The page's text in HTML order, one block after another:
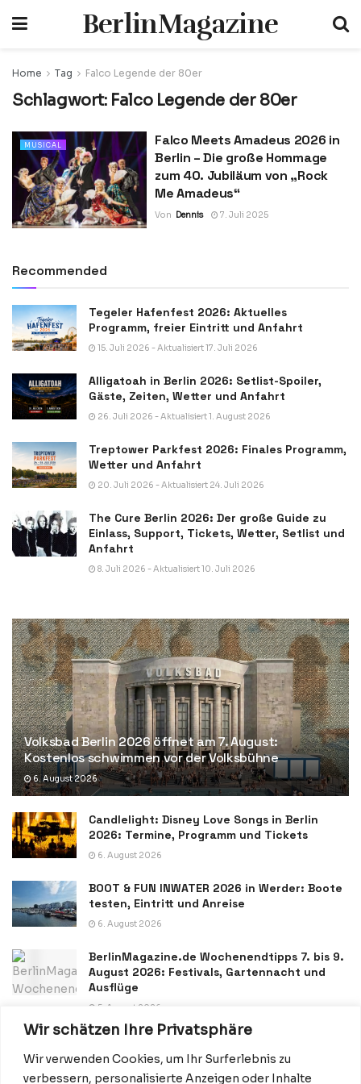
Wir schätzen Ihre Privatsphäre
Wir verwenden Cookies, um Ihr Surferlebnis zu
verbessern, personalisierte Anzeigen oder Inhalte
BerlinMagazine
Home Tag Falco Legende der 80er
Schlagwort: Falco Legende der 80er
MUSICAL
Falco Meets Amadeus 2026 in
Berlin – Die große Hommage
zum 40. Jubiläum von „Rock
Me Amadeus“
Von Dennis 7. Juli 2025
Recommended
Tegeler Hafenfest 2026: Aktuelles
Programm, freier Eintritt und Anfahrt
15. Juli 2026 - Aktualisiert 17. Juli 2026
Alligatoah in Berlin 2026: Setlist-Spoiler,
Gäste, Zeiten, Wetter und Anfahrt
26. Juli 2026 - Aktualisiert 1. August 2026
Treptower Parkfest 2026: Finales Programm,
Wetter und Anfahrt
20. Juli 2026 - Aktualisiert 24. Juli 2026
The Cure Berlin 2026: Der große Guide zu
Einlass, Support, Tickets, Wetter, Setlist und
Anfahrt
8. Juli 2026 - Aktualisiert 10. Juli 2026
Volksbad Berlin 2026 öffnet am 7. August:
Kostenlos schwimmen vor der Volksbühne
6. August 2026
Candlelight: Disney Love Songs in Berlin
2026: Termine, Programm und Tickets
6. August 2026
BOOT & FUN INWATER 2026 in Werder: Boote
testen, Eintritt und Anreise
6. August 2026
BerlinMagazine.de Wochenendtipps 7. bis 9.
August 2026: Festivals, Gartennacht und
Ausflüge
5. August 2026